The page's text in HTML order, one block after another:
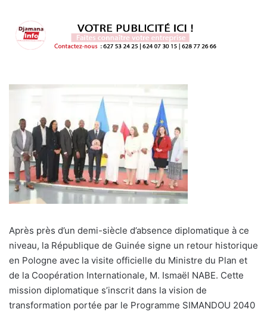
Après près d’un demi-siècle d’absence diplomatique à ce
niveau, la République de Guinée signe un retour historique
en Pologne avec la visite officielle du Ministre du Plan et
de la Coopération Internationale, M. Ismaël NABE. Cette
mission diplomatique s’inscrit dans la vision de
transformation portée par le Programme SIMANDOU 2040